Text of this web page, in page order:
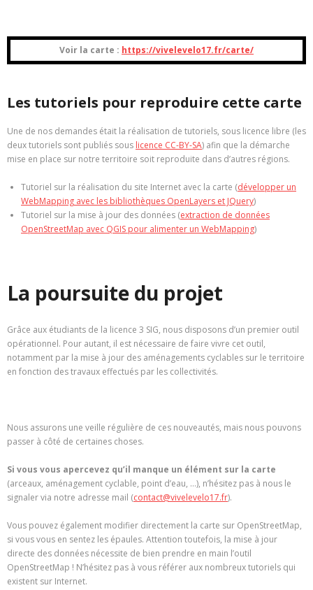
Voir la carte : https://vivelevelo17.fr/carte/
Les tutoriels pour reproduire cette carte
Une de nos demandes était la réalisation de tutoriels, sous licence libre (les
deux tutoriels sont publiés sous licence CC-BY-SA) afin que la démarche
mise en place sur notre territoire soit reproduite dans d’autres régions.
Tutoriel sur la réalisation du site Internet avec la carte (développer un
WebMapping avec les bibliothèques OpenLayers et JQuery)
Tutoriel sur la mise à jour des données (extraction de données
OpenStreetMap avec QGIS pour alimenter un WebMapping)
La poursuite du projet
Grâce aux étudiants de la licence 3 SIG, nous disposons d’un premier outil
opérationnel. Pour autant, il est nécessaire de faire vivre cet outil,
notamment par la mise à jour des aménagements cyclables sur le territoire
en fonction des travaux effectués par les collectivités.
Nous assurons une veille régulière de ces nouveautés, mais nous pouvons
passer à côté de certaines choses.
Si vous vous apercevez qu’il manque un élément sur la carte
(arceaux, aménagement cyclable, point d’eau, …), n’hésitez pas à nous le
signaler via notre adresse mail (contact@vivelevelo17.fr).
Vous pouvez également modifier directement la carte sur OpenStreetMap,
si vous vous en sentez les épaules. Attention toutefois, la mise à jour
directe des données nécessite de bien prendre en main l’outil
OpenStreetMap ! N’hésitez pas à vous référer aux nombreux tutoriels qui
existent sur Internet.